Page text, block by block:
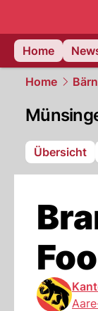
Home
Home
Übersicht